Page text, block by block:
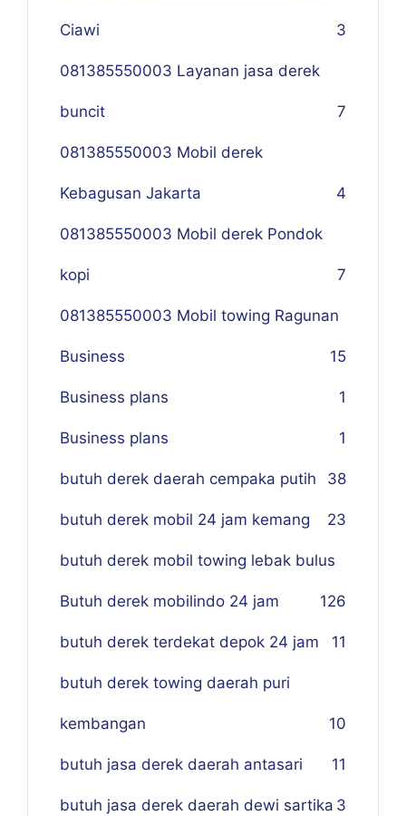
Ciawi 3
081385550003 Layanan jasa derek
buncit 7
081385550003 Mobil derek
Kebagusan Jakarta 4
081385550003 Mobil derek Pondok
kopi 7
081385550003 Mobil towing Ragunan
5
Business 1
Business plans 1
Business plans 1
butuh derek daerah cempaka putih 38
butuh derek mobil 24 jam kemang 23
butuh derek mobil towing lebak bulus
26
Butuh derek mobilindo 24 jam 1
butuh derek terdekat depok 24 jam 11
butuh derek towing daerah puri
kembangan 10
butuh jasa derek daerah antasari 11
butuh jasa derek daerah dewi sartika 3